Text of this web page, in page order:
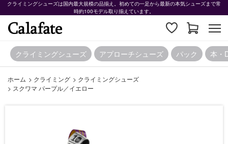
クライミングシューズは国内最大規模の品揃え。初めての一足から最新の本気シューズまで常
時約100モデル取り揃えています。
クライミングシューズ アプローチシューズ パック 本・
ホーム > クライミング > クライミングシューズ
> スクワマ パープル／イエロー